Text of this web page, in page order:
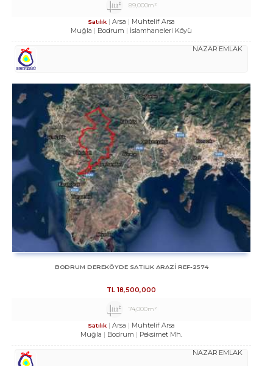
89,000m²
Satılık Arsa
Muhtelif Arsa
Muğla
Bodrum İslamhaneleri Köyü
NAZAR EMLAK
BODRUM DEREKÖYDE SATILIK ARAZİ REF-2574
TL 18,500,000
74,000m²
Satılık Arsa
Muhtelif Arsa
Muğla
Bodrum Peksimet Mh.
NAZAR EMLAK